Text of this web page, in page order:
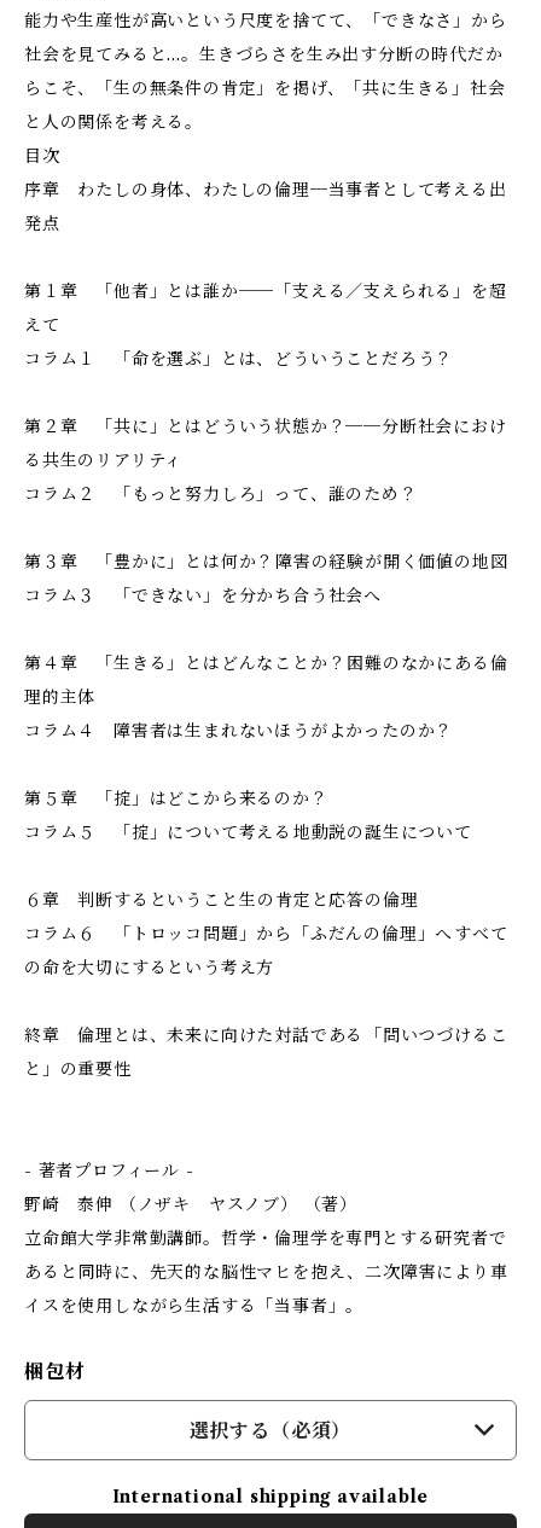
能力や生産性が高いという尺度を捨てて、「できなさ」から
社会を見てみると…。生きづらさを生み出す分断の時代だか
らこそ、「生の無条件の肯定」を掲げ、「共に生きる」社会
と人の関係を考える。
目次
序章 わたしの身体、わたしの倫理─当事者として考える出
発点
第１章 「他者」とは誰か──「支える／支えられる」を超
えて
コラム１ 「命を選ぶ」とは、どういうことだろう？
第２章 「共に」とはどういう状態か？──分断社会におけ
る共生のリアリティ
コラム２ 「もっと努力しろ」って、誰のため？
第３章 「豊かに」とは何か？――障害の経験が開く価値の地図
コラム３ 「できない」を分かち合う社会へ
第４章 「生きる」とはどんなことか？――困難のなかにある倫
理的主体
コラム４ 障害者は生まれないほうがよかったのか？
第５章 「掟」はどこから来るのか？
コラム５ 「掟」について考える――地動説の誕生について
６章 判断するということ――生の肯定と応答の倫理
コラム６ 「トロッコ問題」から「ふだんの倫理」へ――すべて
の命を大切にするという考え方
終章 倫理とは、未来に向けた対話である――「問いつづけるこ
と」の重要性
- 著者プロフィール -
野崎 泰伸 （ノザキ ヤスノブ） （著）
立命館大学非常勤講師。哲学・倫理学を専門とする研究者で
あると同時に、先天的な脳性マヒを抱え、二次障害により車
イスを使用しながら生活する「当事者」。
梱包材
選択する（必須）
International shipping available